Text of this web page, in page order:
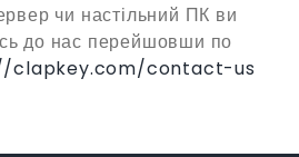
чи настільний ПК ви
до нас перейшовши по
clapkey.com/contact-us